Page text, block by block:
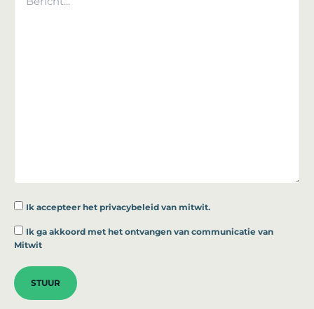
Ik accepteer het privacybeleid van mitwit.
Ik ga akkoord met het ontvangen van communicatie van
Mitwit
STUUR